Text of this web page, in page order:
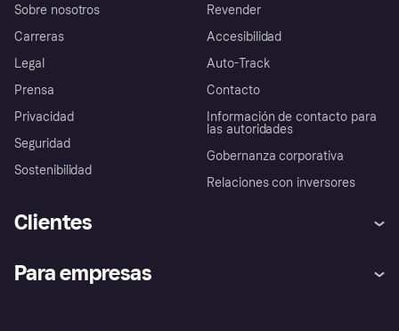
Sobre nosotros
Carreras
Legal
Prensa
Privacidad
Seguridad
Sostenibilidad
Revender
Accesibilidad
Auto-Track
Contacto
Información de contacto para
las autoridades
Gobernanza corporativa
Relaciones con inversores
Clientes
Inicio de sesión
Para empresas